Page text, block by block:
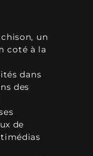
un
coté à la
dans
des
de